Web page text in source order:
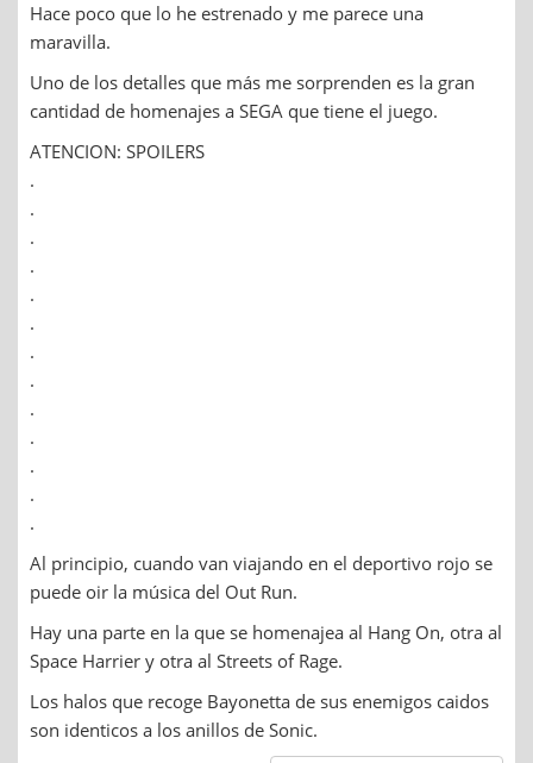
Hace poco que lo he estrenado y me parece una
maravilla.
Uno de los detalles que más me sorprenden es la gran
cantidad de homenajes a SEGA que tiene el juego.
ATENCION: SPOILERS
.
.
.
.
.
.
.
.
.
.
.
.
.
Al principio, cuando van viajando en el deportivo rojo se
puede oir la música del Out Run.
Hay una parte en la que se homenajea al Hang On, otra al
Space Harrier y otra al Streets of Rage.
Los halos que recoge Bayonetta de sus enemigos caidos
son identicos a los anillos de Sonic.